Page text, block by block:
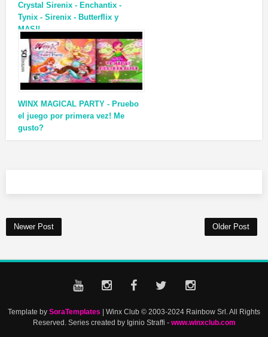
Crystal Sirenix - Enchantix -
Tynix - Sirenix - Butterflix y
MAS!!
WINX MAGICAL PARTY - Pruebo
el juego por primera vez! Me
gusto?
Newer Post Older Post
Template by SoraTemplates | Winx Club © 2003-2024 Rainbow Srl. All Rights
Reserved. Series created by Iginio Straffi - www.winxclub.com